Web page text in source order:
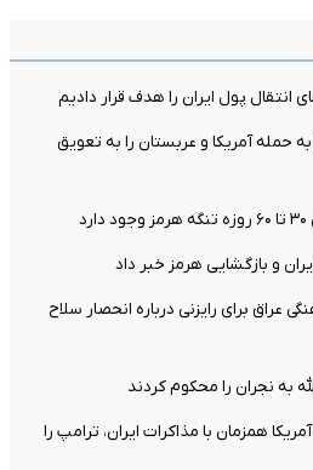
انتقال پول ایران را هدف قرار دادیم
حمله آمریکا و عربستان را به تعویق
و بازگشایی هرمز خبر داد
عراق برای رایزنی درباره انحصار سلاح
به نجران را محکوم کردند
همزمان با مذاکرات ایران، ترامپ را